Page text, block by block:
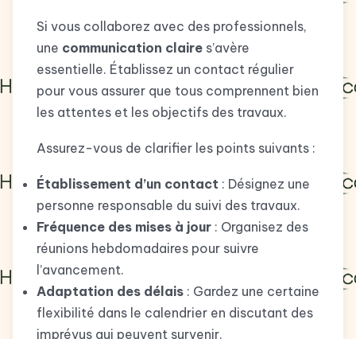
Si vous collaborez avec des professionnels,
une communication claire s’avère
essentielle. Établissez un contact régulier
pour vous assurer que tous comprennent bien
les attentes et les objectifs des travaux.
Assurez-vous de clarifier les points suivants :
Établissement d’un contact : Désignez une
personne responsable du suivi des travaux.
Fréquence des mises à jour : Organisez des
réunions hebdomadaires pour suivre
l’avancement.
Adaptation des délais : Gardez une certaine
flexibilité dans le calendrier en discutant des
imprévus qui peuvent survenir.